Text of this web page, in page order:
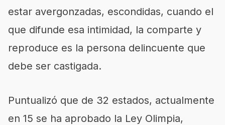
estar avergonzadas, escondidas, cuando el
que difunde esa intimidad, la comparte y
reproduce es la persona delincuente que
debe ser castigada.
Puntualizó que de 32 estados, actualmente
en 15 se ha aprobado la Ley Olimpia,